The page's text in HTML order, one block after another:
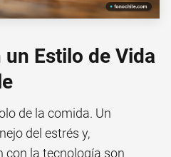
Estilo de Vida
de la comida. Un
del estrés y,
con la tecnología son